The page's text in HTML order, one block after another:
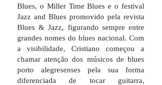
Blues, o Miller Time Blues e o festival
Jazz and Blues promovido pela revista
Blues & Jazz, figurando sempre entre
grandes nomes do blues nacional. Com
a visibilidade, Cristiano começou a
chamar atenção dos músicos de blues
porto alegresenses pela sua forma
diferenciada de tocar guitarra,